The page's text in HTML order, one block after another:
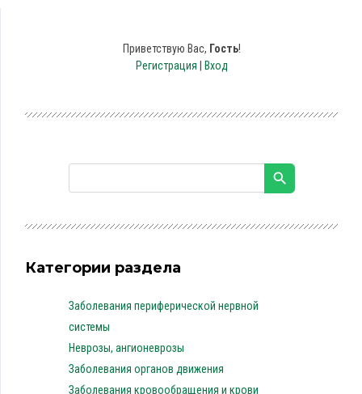
Приветствую Вас, Гость!
Регистрация
Вход
Категории раздела
Заболевания периферической нервной
системы
Неврозы, ангионеврозы
Заболевания органов движения
Заболевания кровообращения и крови